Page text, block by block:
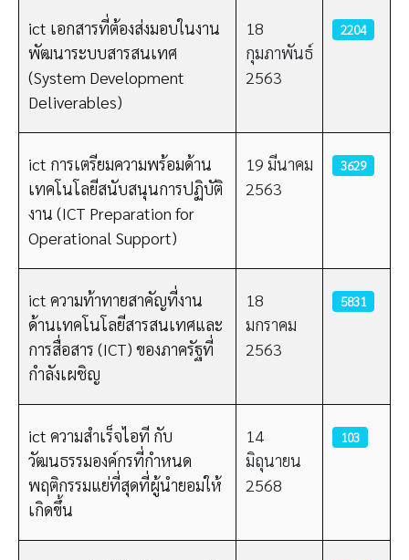
ict เอกสารที่ต้องส่งมอบในงาน
พัฒนาระบบสารสนเทศ
(System Development
Deliverables)
18
กุมภาพันธ์
2563
2204
ict การเตรียมความพร้อมด้าน
เทคโนโลยีสนับสนุนการปฏิบัติ
งาน (ICT Preparation for
Operational Support)
19 มีนาคม
2563
3629
ict ความท้าทายสาคัญที่งาน
ด้านเทคโนโลยีสารสนเทศและ
การสื่อสาร (ICT) ของภาครัฐที่
กำลังเผชิญ
18
มกราคม
2563
5831
ict ความสำเร็จไอที กับ
วัฒนธรรมองค์กรที่กำหนด
พฤติกรรมแย่ที่สุดที่ผู้นำยอมให้
เกิดขึ้น
14
มิถุนายน
2568
103